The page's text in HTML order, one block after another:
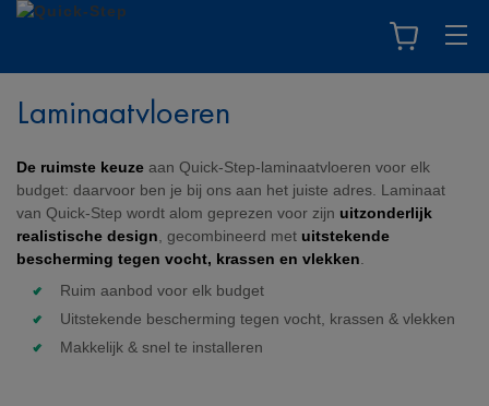
Laminaatvloeren
De ruimste keuze aan Quick-Step-laminaatvloeren voor elk
budget: daarvoor ben je bij ons aan het juiste adres. Laminaat
van Quick-Step wordt alom geprezen voor zijn uitzonderlijk
realistische design , gecombineerd met uitstekende
bescherming tegen vocht, krassen en vlekken
Ruim aanbod voor elk budget
Uitstekende bescherming tegen vocht, krassen & vlekken
Makkelijk & snel te installeren